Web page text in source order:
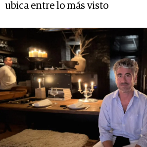
ubica entre lo más visto